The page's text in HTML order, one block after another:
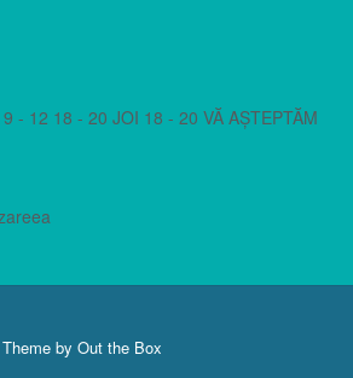
- 12 18 - 20 JOI 18 - 20 VĂ AȘTEPTĂM
Theme by Out the Box